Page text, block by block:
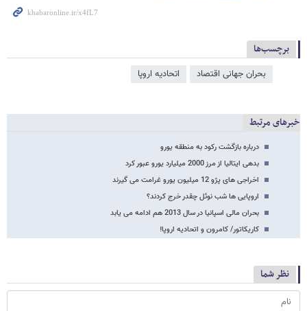
برچسب‌ها
بحران جهانی اقتصاد اتحادیه اروپا
خبرهای مرتبط
درباره بازگشت رکود به منطقه یورو
بدهی ایتالیا از مرز 2000 میلیارد یورو عبور کرد
اخراجی های پژو 12 میلیون یورو غرامت می گیرند
اروپایی ها شب نوئل چقدر خرج کردند؟
بحران مالی اسپانیا در سال 2013 هم ادامه می یابد
کاریکاتور/ کامرون و اتحادیه اروپا!
نظر شما